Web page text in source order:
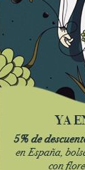
Possession
Se llama la
Obsession
Por: Mariano
Obsession
Por: Chica Stark